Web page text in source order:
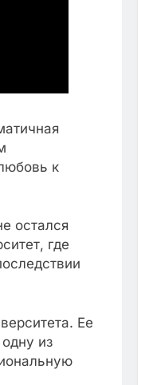
к
остался
где
Ее
из